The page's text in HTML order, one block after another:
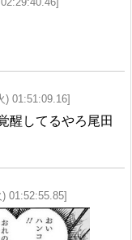
) 01:51:09.16]
醒してるやろ尾田
) 01:52:55.85]